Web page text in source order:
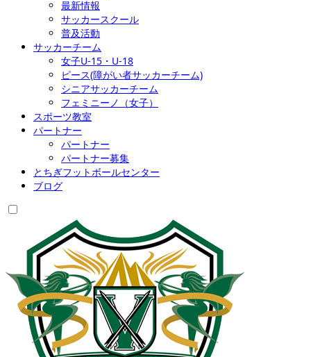
最新情報
サッカースクール
普及活動
サッカーチーム
女子U-15・U-18
ピース(障がい者サッカーチーム)
シニアサッカーチーム
フェミニーノ（女子）
スポーツ教室
パートナー
パートナー
パートナー募集
とちぎフットボールセンター
ブログ